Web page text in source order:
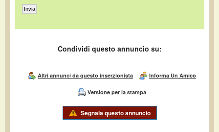
Condividi questo annuncio su:
Altri annunci da questo inserzionista Informa Un Amico
Versione per la stampa
Segnala questo annuncio